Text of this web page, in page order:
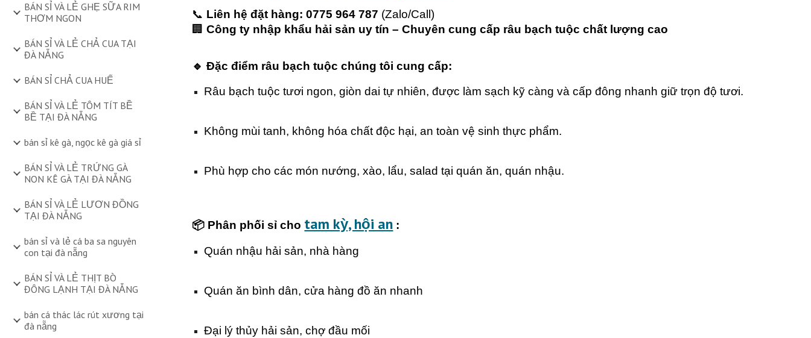
BÁN SỈ VÀ LẺ GHẸ SỮA RIM
THƠM NGON
BÁN SỈ VÀ LẺ CHẢ CUA TẠI
ĐÀ NẴNG
BÁN SỈ CHẢ CUA HUẾ
BÁN SỈ VÀ LẺ TÔM TÍT BỀ
BỀ TẠI ĐÀ NẴNG
bán sỉ kê gà, ngọc kê gà giá sỉ
BÁN SỈ VÀ LẺ TRỨNG GÀ
NON KÊ GÀ TẠI ĐÀ NẴNG
BÁN SỈ VÀ LẺ LƯƠN ĐỒNG
TẠI ĐÀ NẴNG
bán sỉ và lẻ cá ba sa nguyên
con tại đà nẵng
BÁN SỈ VÀ LẺ THỊT BÒ
ĐÔNG LẠNH TẠI ĐÀ NẴNG
bán cá thác lác rút xương tại
đà nẵng
📞 Liên hệ đặt hàng: 0775 964 787 (Zalo/Call)
🏢Công ty nhập khẩu hải sản uy tín – Chuyên cung cấp râu bạch tuộc chất lượng cao
🔹 Đặc điểm râu bạch tuộc chúng tôi cung cấp:
Râu bạch tuộc tươi ngon, giòn dai tự nhiên, được làm sạch kỹ càng và cấp đông nhanh giữ trọn độ tươi.
Không mùi tanh, không hóa chất độc hại, an toàn vệ sinh thực phẩm.
Phù hợp cho các món nướng, xào, lẩu, salad tại quán ăn, quán nhậu.
📦 Phân phối sỉ cho tam kỳ, hội an :
Quán nhậu hải sản, nhà hàng
Quán ăn bình dân, cửa hàng đồ ăn nhanh
Đại lý thủy hải sản, chợ đầu mối